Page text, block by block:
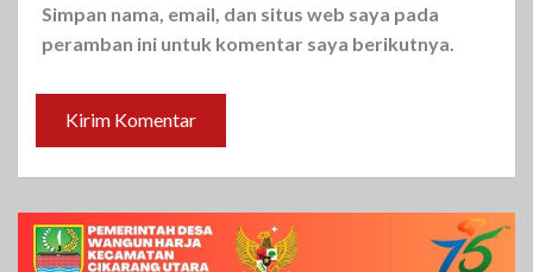
Simpan nama, email, dan situs web saya pada
peramban ini untuk komentar saya berikutnya.